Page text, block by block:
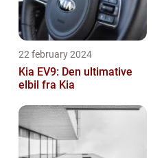
22 february 2024
Kia EV9: Den ultimative
elbil fra Kia